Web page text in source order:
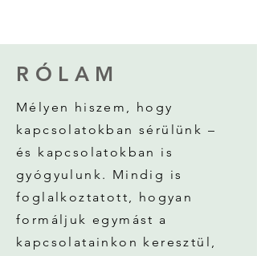
RÓLAM
Mélyen hiszem, hogy
kapcsolatokban sérülünk –
és kapcsolatokban is
gyógyulunk. Mindig is
foglalkoztatott, hogyan
formáljuk egymást a
kapcsolatainkon keresztül,